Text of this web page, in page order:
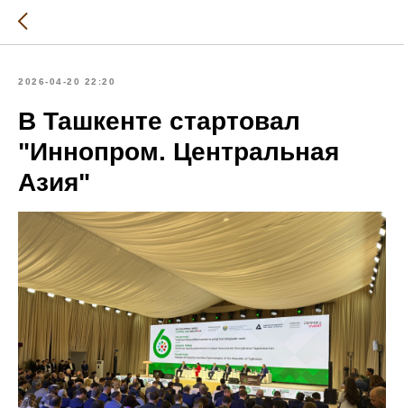
2026-04-20 22:20
В Ташкенте стартовал
"Иннопром. Центральная
Азия"